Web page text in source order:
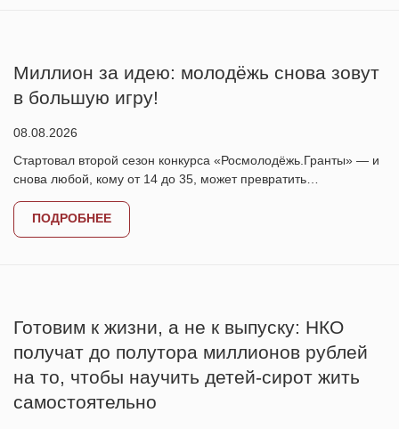
Миллион за идею: молодёжь снова зовут
в большую игру!
08.08.2026
Стартовал второй сезон конкурса «Росмолодёжь.Гранты» — и
снова любой, кому от 14 до 35, может превратить…
ПОДРОБНЕЕ
Готовим к жизни, а не к выпуску: НКО
получат до полутора миллионов рублей
на то, чтобы научить детей-сирот жить
самостоятельно